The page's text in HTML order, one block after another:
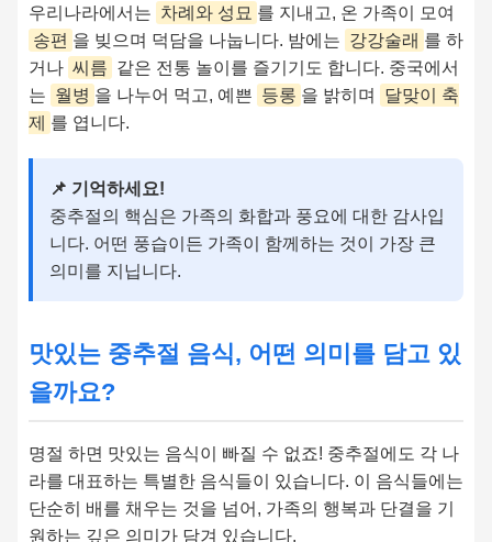
우리나라에서는 차례와 성묘 를 지내고, 온 가족이 모여
송편 을 빚으며 덕담을 나눕니다. 밤에는 강강술래 를 하
거나 씨름 같은 전통 놀이를 즐기기도 합니다. 중국에서
는 월병 을 나누어 먹고, 예쁜 등롱 을 밝히며
달맞이 축
제 를 엽니다.
📌 기억하세요!
중추절의 핵심은 가족의 화합과 풍요에 대한 감사입
니다. 어떤 풍습이든 가족이 함께하는 것이 가장 큰
의미를 지닙니다.
맛있는 중추절 음식, 어떤 의미를 담고 있
을까요?
명절 하면 맛있는 음식이 빠질 수 없죠! 중추절에도 각 나
라를 대표하는 특별한 음식들이 있습니다. 이 음식들에는
단순히 배를 채우는 것을 넘어, 가족의 행복과 단결을 기
원하는 깊은 의미가 담겨 있습니다.